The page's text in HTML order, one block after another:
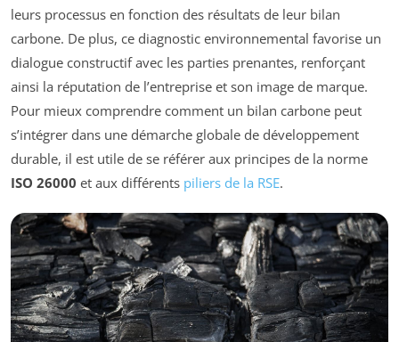
leurs processus en fonction des résultats de leur bilan
carbone. De plus, ce diagnostic environnemental favorise un
dialogue constructif avec les parties prenantes, renforçant
ainsi la réputation de l’entreprise et son image de marque.
Pour mieux comprendre comment un bilan carbone peut
s’intégrer dans une démarche globale de développement
durable, il est utile de se référer aux principes de la norme
ISO 26000 et aux différents piliers de la RSE.